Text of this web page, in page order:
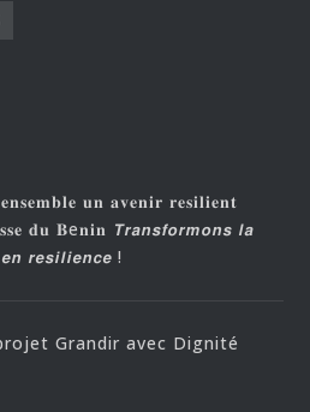
𝐮𝐧 𝐚𝐯𝐞𝐧𝐢𝐫 𝐫𝐞𝐬𝐢𝐥𝐢𝐞𝐧𝐭
𝐝𝐮 𝐁e𝐧𝐢𝐧 𝙏𝙧𝙖𝙣𝙨𝙛𝙤𝙧𝙢𝙤𝙣𝙨 𝙡𝙖
𝙧𝙚𝙨𝙞𝙡𝙞𝙚𝙣𝙘𝙚 !
Grandir avec Dignité